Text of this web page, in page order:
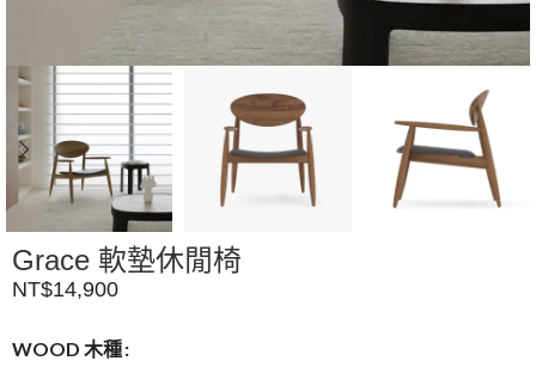
Grace 軟墊休閒椅
NT$14,900
WOOD 木種